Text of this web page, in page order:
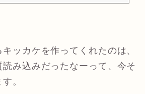
ッカケを作ってくれたのは、
み込みだったなーって、今そ
。